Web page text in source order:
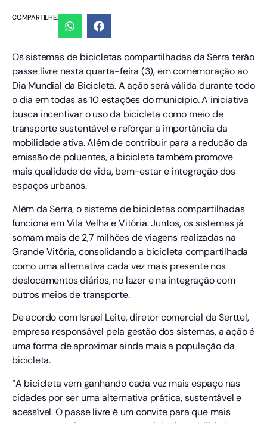
COMPARTILHE:
Os sistemas de bicicletas compartilhadas da Serra terão
passe livre nesta quarta-feira (3), em comemoração ao
Dia Mundial da Bicicleta. A ação será válida durante todo
o dia em todas as 10 estações do município. A iniciativa
busca incentivar o uso da bicicleta como meio de
transporte sustentável e reforçar a importância da
mobilidade ativa. Além de contribuir para a redução da
emissão de poluentes, a bicicleta também promove
mais qualidade de vida, bem-estar e integração dos
espaços urbanos.
Além da Serra, o sistema de bicicletas compartilhadas
funciona em Vila Velha e Vitória. Juntos, os sistemas já
somam mais de 2,7 milhões de viagens realizadas na
Grande Vitória, consolidando a bicicleta compartilhada
como uma alternativa cada vez mais presente nos
deslocamentos diários, no lazer e na integração com
outros meios de transporte.
De acordo com Israel Leite, diretor comercial da Serttel,
empresa responsável pela gestão dos sistemas, a ação é
uma forma de aproximar ainda mais a população da
bicicleta.
“A bicicleta vem ganhando cada vez mais espaço nas
cidades por ser uma alternativa prática, sustentável e
acessível. O passe livre é um convite para que mais